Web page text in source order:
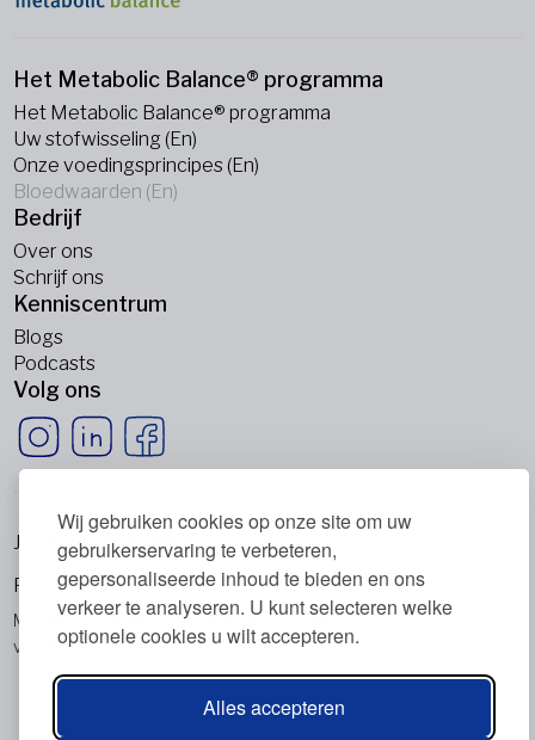
Wij gebruiken cookies op onze site om uw
gebruikerservaring te verbeteren,
gepersonaliseerde inhoud te bieden en ons
verkeer te analyseren. U kunt selecteren welke
optionele cookies u wilt accepteren.
Alles accepteren
Het Metabolic Balance® programma
Het Metabolic Balance® programma
Uw stofwisseling (En)
Onze voedingsprincipes (En)
Bloedwaarden (En)
Bedrijf
Over ons
Schrijf ons
Kenniscentrum
Blogs
Podcasts
Volg ons
Metabolic Balance Global AG © 2026. Alle rechten
voorbehouden.
Juridische informatie
Privacybeleid